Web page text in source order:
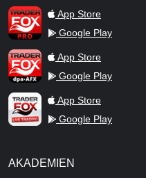
TraderFox ProApp Store
Google Play
TraderFox dpa-AFX ProFeed
App Store
Google Play
TraderFox Live Trading
App Store
Google Play
AKADEMIEN